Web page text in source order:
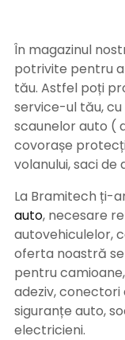
În magazinul
potrivite pentru
tău. Astfel poți
service-ul tău,
scaunelor auto (
covorașe
volanului, saci de
La Bramitech ți-
auto, necesare
autovehiculelor,
oferta noastră
pentru
adeziv, conectori
siguranțe auto,
electricieni.